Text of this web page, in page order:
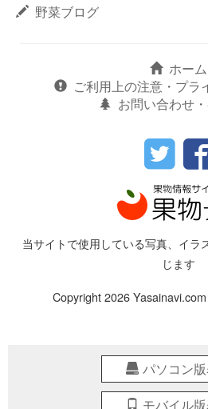
野菜ブログ
ホーム
ご利用上の注意・プラ
お問い合わせ
当サイトで使用している写真、イラ
じます
Copyright 2026
パソコン
モバイル